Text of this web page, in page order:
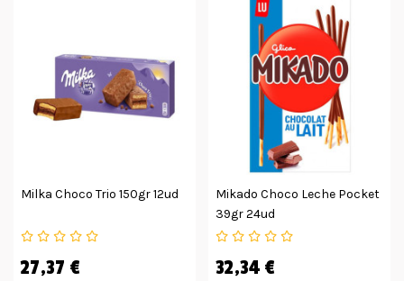
Milka Choco Trio 150gr 12ud
27,37 €
Mikado Choco Leche Pocket
39gr 24ud
32,34 €